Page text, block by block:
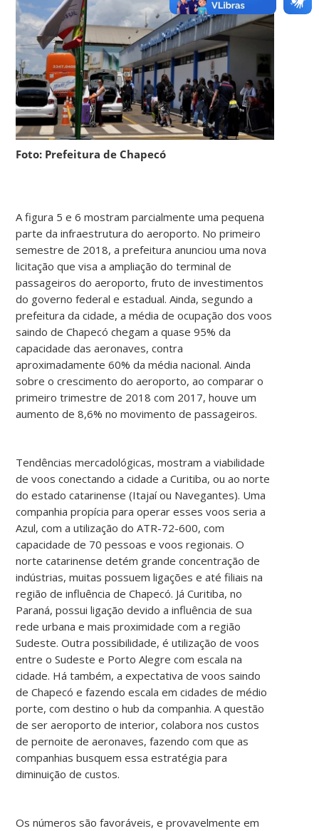
Foto: Prefeitura de Chapecó
A figura 5 e 6 mostram parcialmente uma pequena
parte da infraestrutura do aeroporto. No primeiro
semestre de 2018, a prefeitura anunciou uma nova
licitação que visa a ampliação do terminal de
passageiros do aeroporto, fruto de investimentos
do governo federal e estadual. Ainda, segundo a
prefeitura da cidade, a média de ocupação dos voos
saindo de Chapecó chegam a quase 95% da
capacidade das aeronaves, contra
aproximadamente 60% da média nacional. Ainda
sobre o crescimento do aeroporto, ao comparar o
primeiro trimestre de 2018 com 2017, houve um
aumento de 8,6% no movimento de passageiros.
Tendências mercadológicas, mostram a viabilidade
de voos conectando a cidade a Curitiba, ou ao norte
do estado catarinense (Itajaí ou Navegantes). Uma
companhia propícia para operar esses voos seria a
Azul, com a utilização do ATR-72-600, com
capacidade de 70 pessoas e voos regionais. O
norte catarinense detém grande concentração de
indústrias, muitas possuem ligações e até filiais na
região de influência de Chapecó. Já Curitiba, no
Paraná, possui ligação devido a influência de sua
rede urbana e mais proximidade com a região
Sudeste. Outra possibilidade, é utilização de voos
entre o Sudeste e Porto Alegre com escala na
cidade. Há também, a expectativa de voos saindo
de Chapecó e fazendo escala em cidades de médio
porte, com destino o hub da companhia. A questão
de ser aeroporto de interior, colabora nos custos
de pernoite de aeronaves, fazendo com que as
companhias busquem essa estratégia para
diminuição de custos.
Os números são favoráveis, e provavelmente em